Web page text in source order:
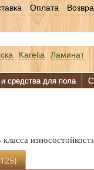
Оплата
Karelia Ламинат
средства для пола
125)